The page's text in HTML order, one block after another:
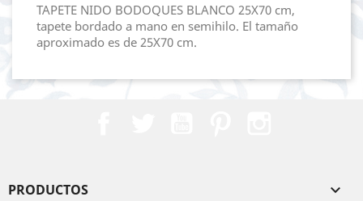
TAPETE NIDO BODOQUES BLANCO 25X70 cm,
tapete bordado a mano en semihilo. El tamaño
aproximado es de 25X70 cm.
PRODUCTOS 